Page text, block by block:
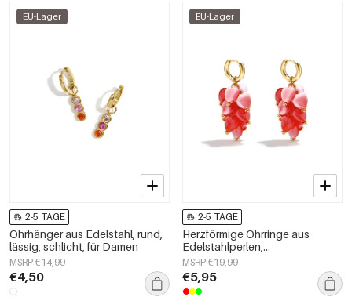
EU-Lager
2-5 TAGE
Ohrhänger aus Edelstahl, rund,
lässig, schlicht, für Damen
MSRP €14,99
€4,50
EU-Lager
2-5 TAGE
Herzförmige Ohrringe aus
Edelstahlperlen,
Urlaubs-/Strand-Design,
schlichte Serie, Damenschmuck
MSRP €19,99
€5,95